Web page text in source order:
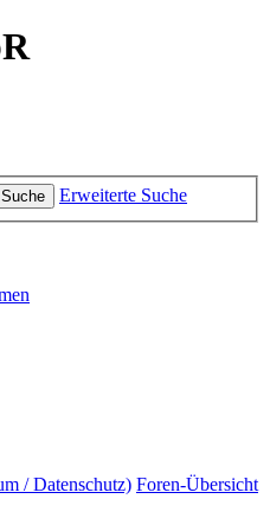
Suche Erweiterte Suche
/ Datenschutz) Foren-Übersicht